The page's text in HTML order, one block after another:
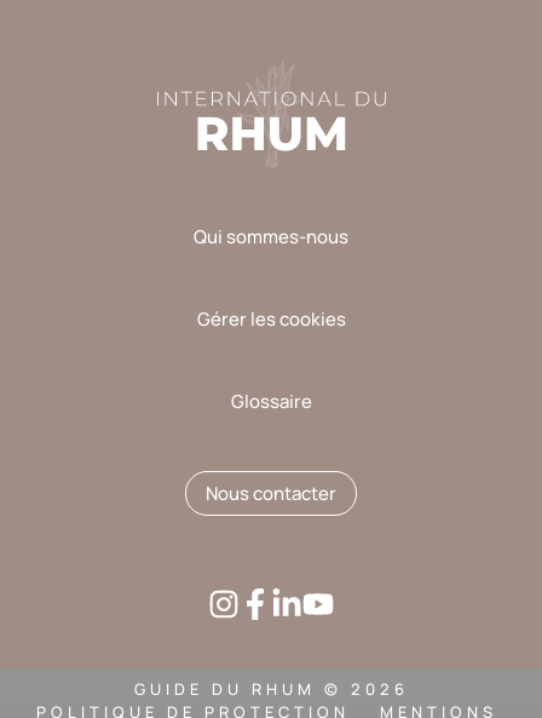
Qui sommes-nous
Gérer les cookies
Glossaire
Nous contacter
GUIDE DU RHUM © 2026
POLITIQUE DE PROTECTION
MENTIONS